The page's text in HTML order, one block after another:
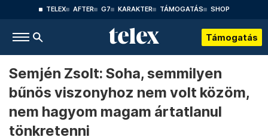
TELEX AFTER G7 KARAKTER TÁMOGATÁS SHOP
Támogatás
Semjén Zsolt: Soha, semmilyen
bűnös viszonyhoz nem volt közöm,
nem hagyom magam ártatlanul
tönkretenni